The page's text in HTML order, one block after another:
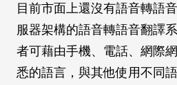
目前市面上還沒有語音轉語
服器架構的語音轉語音翻譯
者可藉由手機、電話、網際
悉的語言，與其他使用不同